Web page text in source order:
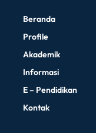
Beranda
Profile
Akademik
Informasi
E – Pendidikan
Kontak